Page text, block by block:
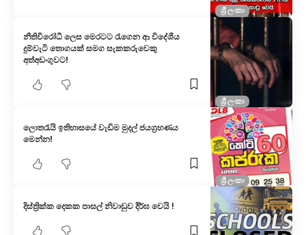
ශ්‍රී ලංකා
ශ්‍රී ලංකා
නීතිවිරෝධී ලෙස මෙරටට රැගෙන ආ විදේශීය
දුම්වැටි තොගයක් සමග සැකකරුවෙකු
අත්අඩංගුවට!
ශ්‍රී ලංකා
ලොතරැයි ඉතිහාසයේ වැඩිම මුදල් ජයග්‍රහණය
මෙන්න!
දිස්ත්‍රික්ක දෙකක පාසල් නිවාඩුව දීර්ඝ වෙයි !